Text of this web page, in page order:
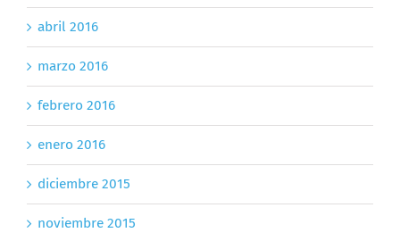
abril 2016
marzo 2016
febrero 2016
enero 2016
diciembre 2015
noviembre 2015